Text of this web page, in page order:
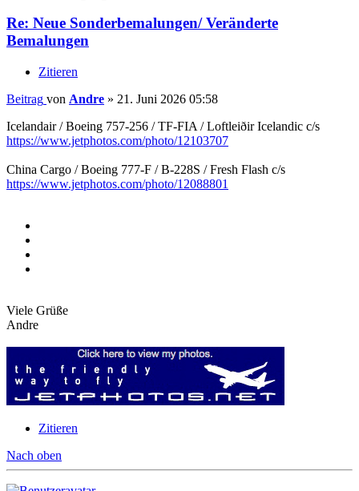
Re: Neue Sonderbemalungen/ Veränderte
Bemalungen
Zitieren
Beitrag von Andre » 21. Juni 2026 05:58
Icelandair / Boeing 757-256 / TF-FIA / Loftleiðir Icelandic c/s
https://www.jetphotos.com/photo/12103707
China Cargo / Boeing 777-F / B-228S / Fresh Flash c/s
https://www.jetphotos.com/photo/12088801
Viele Grüße
Andre
Zitieren
Nach oben